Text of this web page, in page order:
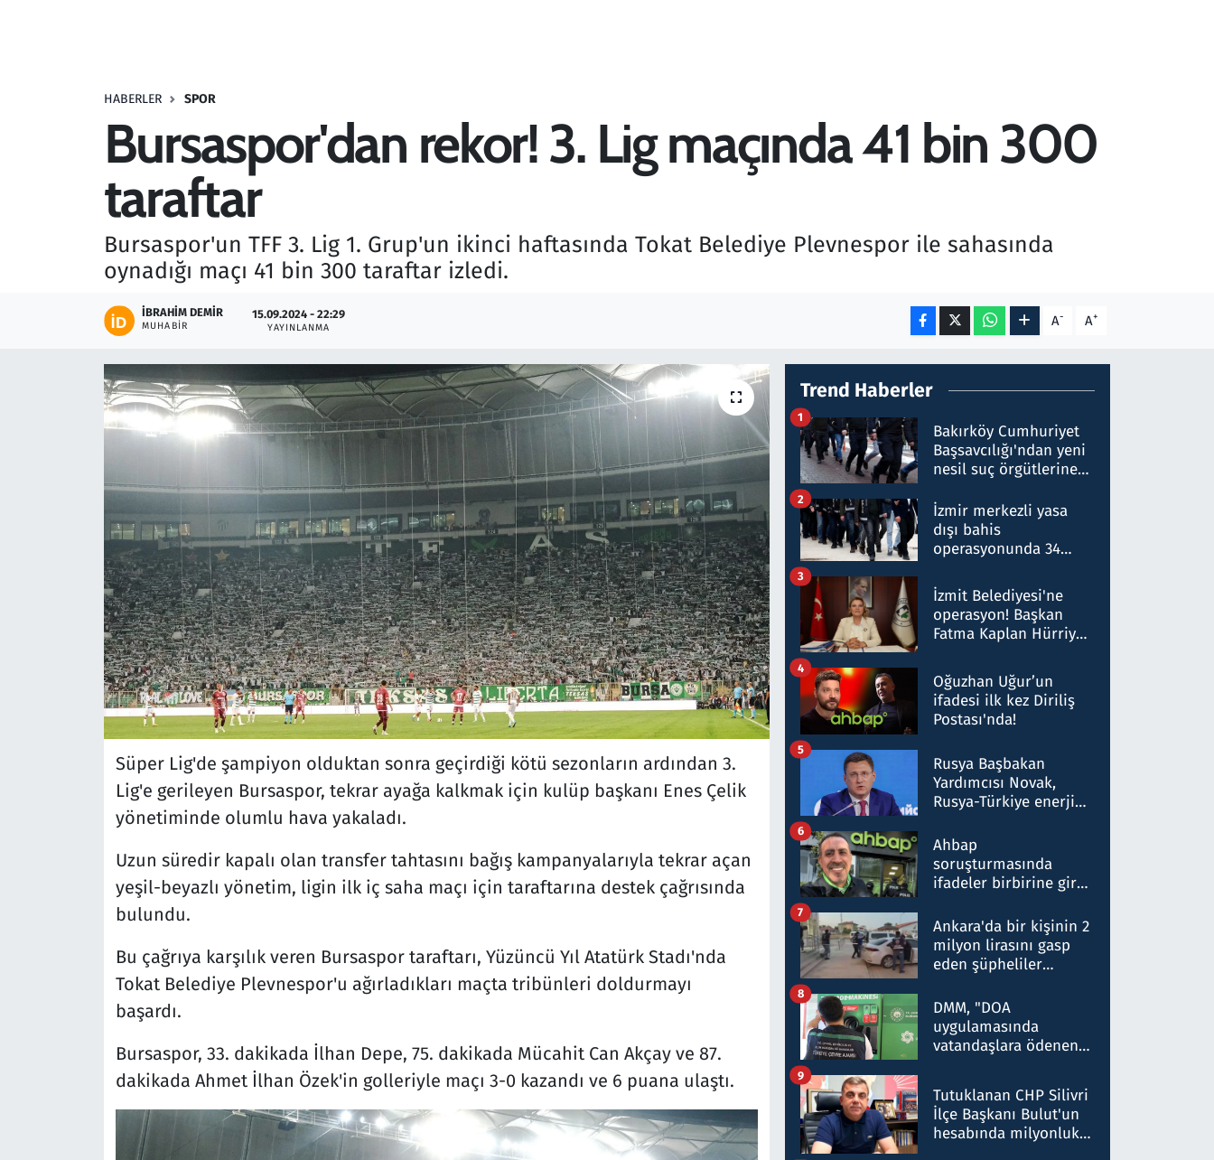
HABERLER SPOR
Bursaspor'dan rekor! 3. Lig maçında 41 bin 300
taraftar
Bursaspor'un TFF 3. Lig 1. Grup'un ikinci haftasında Tokat Belediye Plevnespor ile sahasında
oynadığı maçı 41 bin 300 taraftar izledi.
İBRAHIM DEMIR
MUHABIR
15.09.2024 - 22:29
YAYINLANMA A- A+
Süper Lig'de şampiyon olduktan sonra geçirdiği kötü sezonların ardından 3.
Lig'e gerileyen Bursaspor, tekrar ayağa kalkmak için kulüp başkanı Enes Çelik
yönetiminde olumlu hava yakaladı.
Uzun süredir kapalı olan transfer tahtasını bağış kampanyalarıyla tekrar açan
yeşil-beyazlı yönetim, ligin ilk iç saha maçı için taraftarına destek çağrısında
bulundu.
Bu çağrıya karşılık veren Bursaspor taraftarı, Yüzüncü Yıl Atatürk Stadı'nda
Tokat Belediye Plevnespor'u ağırladıkları maçta tribünleri doldurmayı
başardı.
Bursaspor, 33. dakikada İlhan Depe, 75. dakikada Mücahit Can Akçay ve 87.
dakikada Ahmet İlhan Özek'in golleriyle maçı 3-0 kazandı ve 6 puana ulaştı.
Trend Haberler
Bakırköy Cumhuriyet
Başsavcılığı'ndan yeni
nesil suç örgütlerine
hakkında gözaltı kararı
1
İzmir merkezli yasa
dışı bahis
operasyonunda 34
Milyar liralık para
trafiği tespit edildi
2
İzmit Belediyesi'ne
operasyon! Başkan
Fatma Kaplan Hürriyet
3
Oğuzhan Uğur’un
ifadesi ilk kez Diriliş
Postası'nda!
4
Rusya Başbakan
Yardımcısı Novak,
Rusya-Türkiye enerji
nitelikte olduğunu
belirtti
5
Ahbap
soruşturmasında
ifadeler birbirine girdi:
ifadelerinden ortaya
çıkan tablo şok etti
6
Ankara'da bir kişinin 2
milyon lirasını gasp
eden şüpheliler
7
DMM, "DOA
uygulamasında
vatandaşlara ödenen
düşürüldüğü" iddiasını
yalanladı
8
Tutuklanan CHP Silivri
İlçe Başkanı Bulut'un
hesabında milyonluk
9
Savunma Sanayi
Teknoloji ve Bilim
Televizyon